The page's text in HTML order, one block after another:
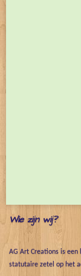
Wie zijn wij?
AG Art Creations is
statutaire zetel op het